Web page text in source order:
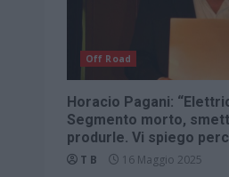
Off Road
Horacio Pagani:
Segmento morto,
produrle. Vi spiego
T B 16 Maggio 2025